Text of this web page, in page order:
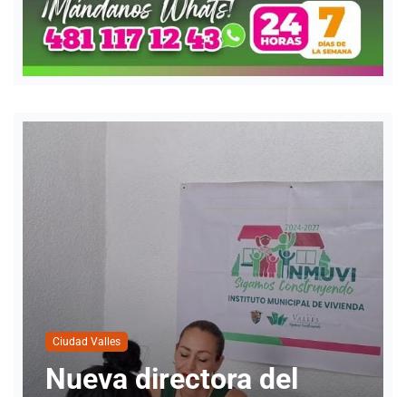
Ciudad Valles
Cuatro personas han